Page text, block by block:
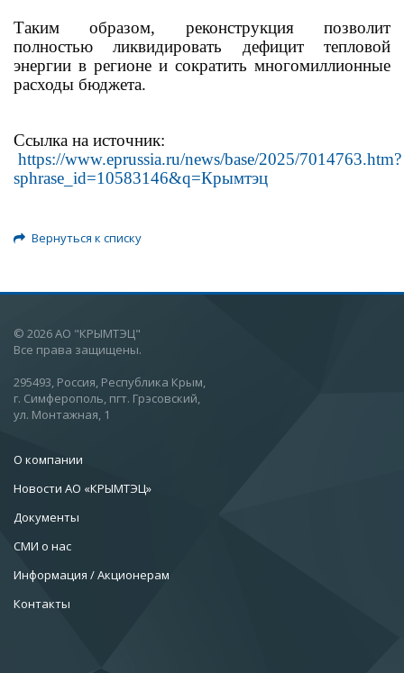
Таким образом, реконструкция позволит
полностью ликвидировать дефицит тепловой
энергии в регионе и сократить многомиллионные
расходы бюджета.
Ссылка на источник:
https://www.eprussia.ru/news/base/2025/7014763.htm?
sphrase_id=10583146&q=Крымтэц
Вернуться к списку
© 2026 АО "КРЫМТЭЦ"
Все права защищены.
295493, Россия, Республика Крым,
г. Симферополь, пгт. Грэсовский,
ул. Монтажная, 1
О компании
Новости АО «КРЫМТЭЦ»
Документы
СМИ о нас
Информация / Акционерам
Контакты